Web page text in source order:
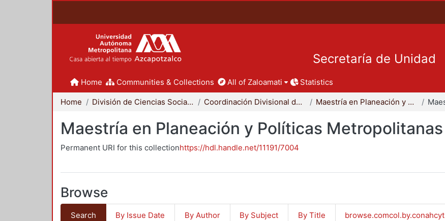
Secretaría de Unidad
Home Communities & Collections All of Zaloamati Statistics
Home División de Ciencias Sociales y Humanidades Coordinación Divisional de Posgrado Maestría en Planeación y Políticas Metropolitanas
Maestría en Planeación y Políticas Metropolitanas
Permanent URI for this collectionhttps://hdl.handle.net/11191/7004
Browse
Search By Issue Date By Author By Subject By Title browse.comcol.by.conahcyt